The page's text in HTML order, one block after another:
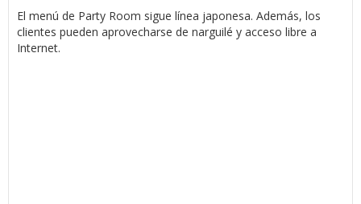
El menú de Party Room sigue línea japonesa. Además, los
clientes pueden aprovecharse de narguilé y acceso libre a
Internet.